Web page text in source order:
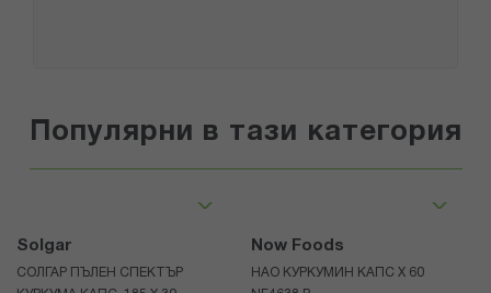
Популярни в тази категория
Solgar
СОЛГАР ПЪЛЕН СПЕКТЪР
Now Foods
НАО КУРКУМИН КАПС Х 60